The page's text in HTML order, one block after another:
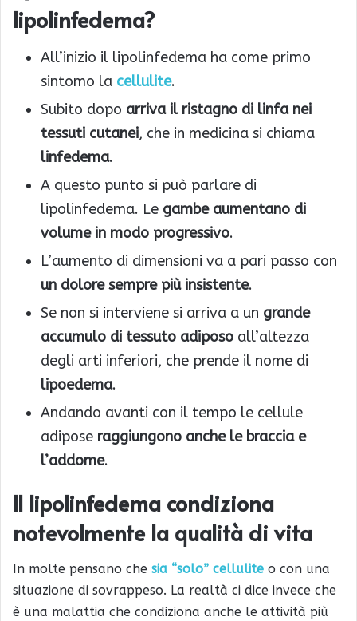
lipolinfedema?
All’inizio il lipolinfedema ha come primo
sintomo la cellulite.
Subito dopo arriva il ristagno di linfa nei
tessuti cutanei, che in medicina si chiama
linfedema.
A questo punto si può parlare di
lipolinfedema. Le gambe aumentano di
volume in modo progressivo.
L’aumento di dimensioni va a pari passo con
un dolore sempre più insistente.
Se non si interviene si arriva a un grande
accumulo di tessuto adiposo all’altezza
degli arti inferiori, che prende il nome di
lipoedema.
Andando avanti con il tempo le cellule
adipose raggiungono anche le braccia e
l’addome.
Il lipolinfedema condiziona
notevolmente la qualità di vita
In molte pensano che sia “solo” cellulite o con una
situazione di sovrappeso. La realtà ci dice invece che
è una malattia che condiziona anche le attività più